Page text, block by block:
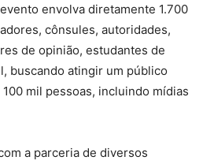
envolva diretamente 1.700
cônsules, autoridades,
de opinião, estudantes de
buscando atingir um público
mil pessoas, incluindo mídias
a parceria de diversos